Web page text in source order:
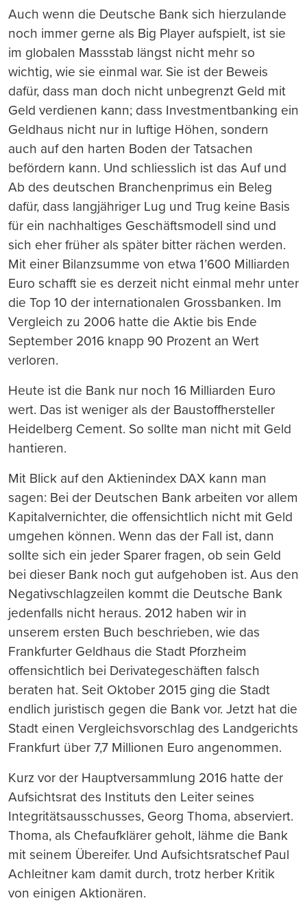
Auch wenn die Deutsche Bank sich hierzulande
noch immer gerne als Big Player aufspielt, ist sie
im globalen Massstab längst nicht mehr so
wichtig, wie sie einmal war. Sie ist der Beweis
dafür, dass man doch nicht unbegrenzt Geld mit
Geld verdienen kann; dass Investmentbanking ein
Geldhaus nicht nur in luftige Höhen, sondern
auch auf den harten Boden der Tatsachen
befördern kann. Und schliesslich ist das Auf und
Ab des deutschen Branchenprimus ein Beleg
dafür, dass langjähriger Lug und Trug keine Basis
für ein nachhaltiges Geschäftsmodell sind und
sich eher früher als später bitter rächen werden.
Mit einer Bilanzsumme von etwa 1’600 Milliarden
Euro schafft sie es derzeit nicht einmal mehr unter
die Top 10 der internationalen Grossbanken. Im
Vergleich zu 2006 hatte die Aktie bis Ende
September 2016 knapp 90 Prozent an Wert
verloren.
Heute ist die Bank nur noch 16 Milliarden Euro
wert. Das ist weniger als der Baustoffhersteller
Heidelberg Cement. So sollte man nicht mit Geld
hantieren.
Mit Blick auf den Aktienindex DAX kann man
sagen: Bei der Deutschen Bank arbeiten vor allem
Kapitalvernichter, die offensichtlich nicht mit Geld
umgehen können. Wenn das der Fall ist, dann
sollte sich ein jeder Sparer fragen, ob sein Geld
bei dieser Bank noch gut aufgehoben ist. Aus den
Negativschlagzeilen kommt die Deutsche Bank
jedenfalls nicht heraus. 2012 haben wir in
unserem ersten Buch beschrieben, wie das
Frankfurter Geldhaus die Stadt Pforzheim
offensichtlich bei Derivategeschäften falsch
beraten hat. Seit Oktober 2015 ging die Stadt
endlich juristisch gegen die Bank vor. Jetzt hat die
Stadt einen Vergleichsvorschlag des Landgerichts
Frankfurt über 7,7 Millionen Euro angenommen.
Kurz vor der Hauptversammlung 2016 hatte der
Aufsichtsrat des Instituts den Leiter seines
Integritätsausschusses, Georg Thoma, abserviert.
Thoma, als Chefaufklärer geholt, lähme die Bank
mit seinem Übereifer. Und Aufsichtsratschef Paul
Achleitner kam damit durch, trotz herber Kritik
von einigen Aktionären.